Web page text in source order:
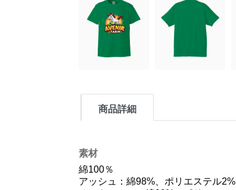
商品詳細
素材
綿100％
アッシュ：綿98%、ポリエステル2%